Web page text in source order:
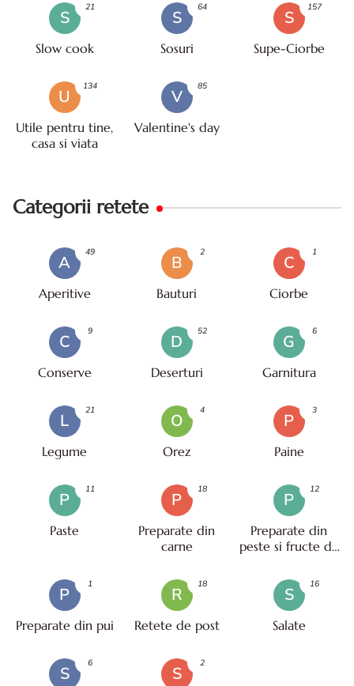
S
Slow cook
21
S
Sosuri
64
S
Supe-Ciorbe
157
U
Utile pentru tine,
casa si viata
134
V
Valentine's day
85
Categorii retete
A
Aperitive
49
B
Bauturi
2
C
Ciorbe
1
C
Conserve
9
D
Deserturi
52
G
Garnitura
6
L
Legume
21
O
Orez
4
P
Paine
3
P
Paste
11
P
Preparate din
carne
18
P
Preparate din
peste si fructe de
12
P
Preparate din pui
1
R
Retete de post
18
S
Salate
16
S
6
S
2